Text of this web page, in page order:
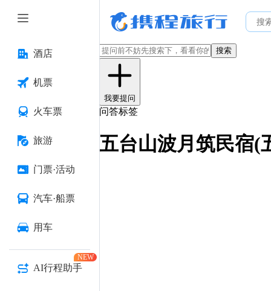
酒店
机票
火车票
旅游
门票·活动
汽车·船票
用车
AI行程助手
NEW
搜索
我要提问
问答标签
五台山波月筑民宿(